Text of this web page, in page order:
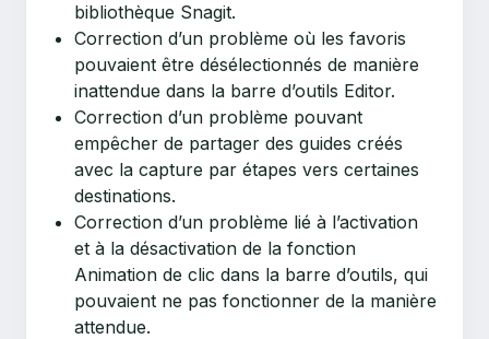
bibliothèque Snagit.
Correction d’un problème où les favoris
pouvaient être désélectionnés de manière
inattendue dans la barre d’outils Editor.
Correction d’un problème pouvant
empêcher de partager des guides créés
avec la capture par étapes vers certaines
destinations.
Correction d’un problème lié à l’activation
et à la désactivation de la fonction
Animation de clic dans la barre d’outils, qui
pouvaient ne pas fonctionner de la manière
attendue.